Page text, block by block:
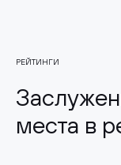
РЕЙТИНГИ
места в